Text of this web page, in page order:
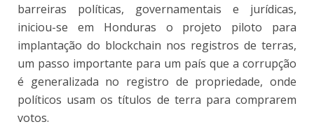
barreiras políticas, governamentais e jurídicas,
iniciou-se em Honduras o projeto piloto para
implantação do blockchain nos registros de terras,
um passo importante para um país que a corrupção
é generalizada no registro de propriedade, onde
políticos usam os títulos de terra para comprarem
votos.